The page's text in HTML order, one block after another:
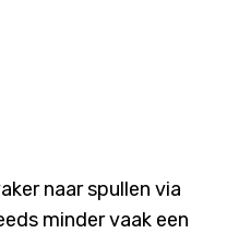
naar spullen via
minder vaak een